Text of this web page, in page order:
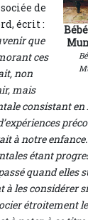
de
écrit :
que
ces
non
mais
consistant en
à notre
étant
quand elles
à les considérer
étroitement